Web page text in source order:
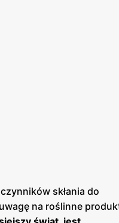
skłania do
na roślinne